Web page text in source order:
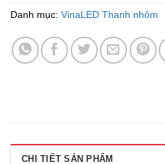
Danh mục: VinaLED Thanh nhôm
CHI TIẾT SẢN PHẨM